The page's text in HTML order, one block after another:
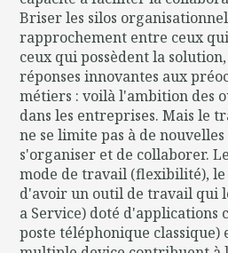
Briser les silos
rapprochement entre ceux
ceux qui possèdent la
réponses innovantes aux
métiers : voilà l'ambition des
dans les entreprises. Mais le
ne se limite pas à de
s'organiser et de collaborer.
mode de travail (flexibilité), le
d'avoir un outil de travail qui
a Service) doté d'applications
poste téléphonique